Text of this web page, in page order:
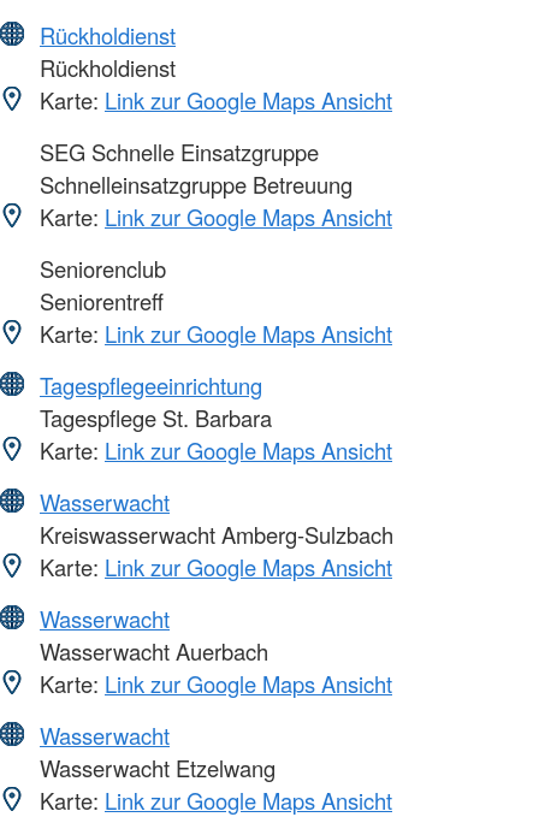
Rückholdienst
Rückholdienst
Karte: Link zur Google Maps Ansicht
SEG Schnelle Einsatzgruppe
Schnelleinsatzgruppe Betreuung
Karte: Link zur Google Maps Ansicht
Seniorenclub
Seniorentreff
Karte: Link zur Google Maps Ansicht
Tagespflegeeinrichtung
Tagespflege St. Barbara
Karte: Link zur Google Maps Ansicht
Wasserwacht
Kreiswasserwacht Amberg-Sulzbach
Karte: Link zur Google Maps Ansicht
Wasserwacht
Wasserwacht Auerbach
Karte: Link zur Google Maps Ansicht
Wasserwacht
Wasserwacht Etzelwang
Karte: Link zur Google Maps Ansicht